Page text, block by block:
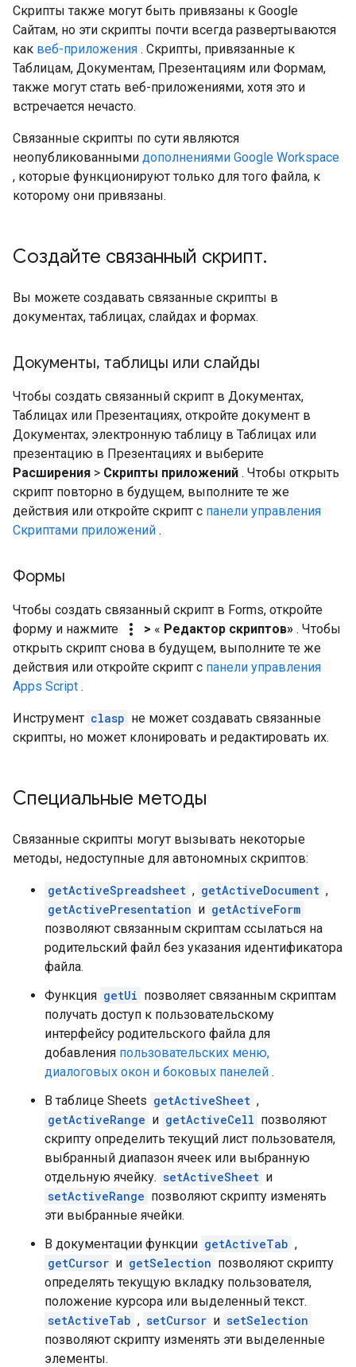
Скрипты также могут быть привязаны к Google
Сайтам, но эти скрипты почти всегда развертываются
как веб-приложения . Скрипты, привязанные к
Таблицам, Документам, Презентациям или Формам,
также могут стать веб-приложениями, хотя это и
встречается нечасто.
Связанные скрипты по сути являются
неопубликованными дополнениями Google Workspace
, которые функционируют только для того файла, к
которому они привязаны.
Создайте связанный скрипт.
Вы можете создавать связанные скрипты в
документах, таблицах, слайдах и формах.
Документы, таблицы или слайды
Чтобы создать связанный скрипт в Документах,
Таблицах или Презентациях, откройте документ в
Документах, электронную таблицу в Таблицах или
презентацию в Презентациях и выберите
Расширения > Скрипты приложений . Чтобы открыть
скрипт повторно в будущем, выполните те же
действия или откройте скрипт с панели управления
Скриптами приложений .
Формы
Чтобы создать связанный скрипт в Forms, откройте
форму и нажмите
more_vert > « Редактор скриптов» . Чтобы
открыть скрипт снова в будущем, выполните те же
действия или откройте скрипт с панели управления
Apps Script .
Инструмент clasp не может создавать связанные
скрипты, но может клонировать и редактировать их.
Специальные методы
Связанные скрипты могут вызывать некоторые
методы, недоступные для автономных скриптов:
getActiveSpreadsheet , getActiveDocument ,
getActivePresentation и getActiveForm
позволяют связанным скриптам ссылаться на
родительский файл без указания идентификатора
файла.
Функция getUi позволяет связанным скриптам
получать доступ к пользовательскому
интерфейсу родительского файла для
добавления пользовательских меню,
диалоговых окон и боковых панелей .
В таблице Sheets getActiveSheet ,
getActiveRange и getActiveCell позволяют
скрипту определить текущий лист пользователя,
выбранный диапазон ячеек или выбранную
отдельную ячейку. setActiveSheet и
setActiveRange позволяют скрипту изменять
эти выбранные ячейки.
В документации функции getActiveTab ,
getCursor и getSelection позволяют скрипту
определять текущую вкладку пользователя,
положение курсора или выделенный текст.
setActiveTab , setCursor и setSelection
позволяют скрипту изменять эти выделенные
элементы.